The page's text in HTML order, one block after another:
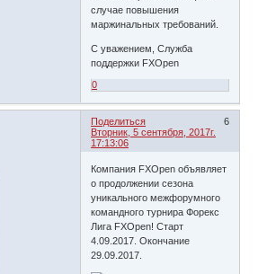
случае повышения
маржинальных требований.
С уважением, Служба
поддержки FXOpen
0
Поделиться
6
Вторник, 5 сентября, 2017г.
17:13:06
Компания FXOpen объявляет
о продолжении сезона
уникального межфорумного
командного турнира Форекс
Лига FXOpen! Старт
4.09.2017. Окончание
29.09.2017.